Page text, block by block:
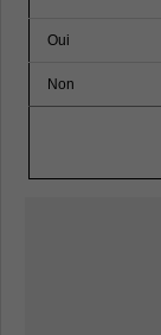
Oui
Non